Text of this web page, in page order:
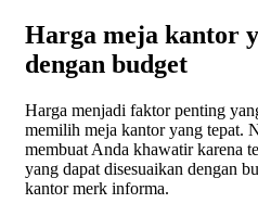
Harga meja kantor
dengan budget
Harga menjadi faktor penting
memilih meja kantor yang tepat.
membuat Anda khawatir karena
yang dapat disesuaikan dengan
kantor merk informa.